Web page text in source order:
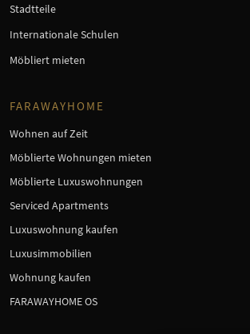
Stadtteile
Internationale Schulen
Möbliert mieten
FARAWAYHOME
Wohnen auf Zeit
Möblierte Wohnungen mieten
Möblierte Luxuswohnungen
Serviced Apartments
Luxuswohnung kaufen
Luxusimmobilien
Wohnung kaufen
FARAWAYHOME OS